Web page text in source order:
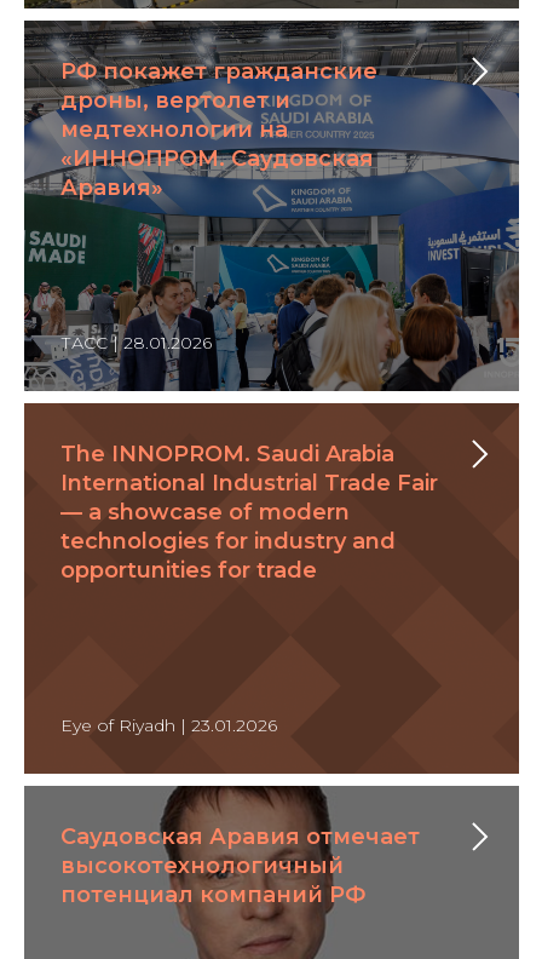
РФ покажет гражданские
дроны, вертолет и
медтехнологии на
«ИННОПРОМ. Саудовская
Аравия»
ТАСС | 28.01.2026
The INNOPROM. Saudi Arabia
International Industrial Trade Fair
— a showcase of modern
technologies for industry and
opportunities for trade
Eye of Riyadh | 23.01.2026
Саудовская Аравия отмечает
высокотехнологичный
потенциал компаний РФ